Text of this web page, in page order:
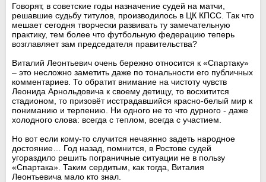
Говорят, в советские годы назначение судей на матчи,
решавшие судьбу титулов, производилось в ЦК КПСС. Так что
мешает сегодня творчески развивать ту замечательную
практику, тем более что футбольную федерацию теперь
возглавляет зам председателя правительства?
Виталий Леонтьевич очень бережно относится к «Спартаку»
– это несложно заметить даже по тональности его публичных
комментариев. То обратит внимание на чистоту чувств
Леонида Арнольдовича к своему детищу, то восхитится
стадионом, то призовёт исстрадавшийся красно-белый мир к
пониманию и терпению. Ни одного не то что дурного - даже
холодного слова: всегда с теплом, всегда с участием.
Но вот если кому-то случится нечаянно задеть народное
достояние… Год назад, помнится, в Ростове судей
угораздило решить пограничные ситуации не в пользу
«Спартака». Таким сердитым, как тогда, Виталия
Леонтьевича мало кто знал.